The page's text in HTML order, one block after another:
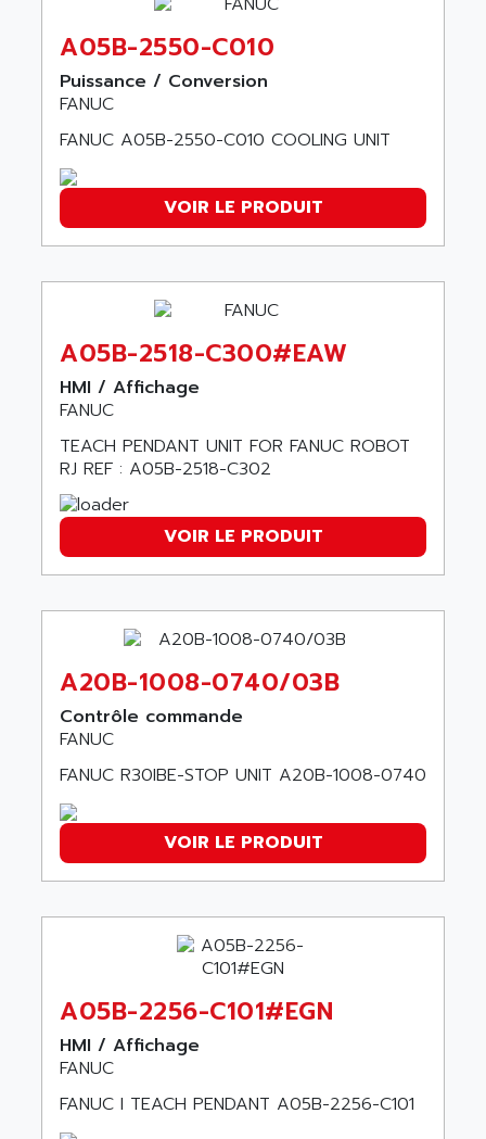
R88
CQM1H
ALTIVAR 16
ALTIVAR 66
MICROMASTER
SQUARE D
SY/MAX
ADVANTYS
APRIL 3000
VT5000
VT3000
VT
VSPA1
FERROMATIK PMC 1000
LCA
SMART TOUCH
PROVIT 5000
S4-S4C
SIAX
FESTO ELECTRONIC
TOUCHVIEW
REDIPANEL
RJ2
MULTI-SERVO
RECTIVAR
RECTIVAR 4 SERIE 641
CONTROLLOGIX
plc5
AEC
AECO
AEE
AEEON
AEG MODICON
AERMEC
AERO - SHARP
AEROBAR
AEROSEC INDUSTRIE
AEROTECH
AES
AEV
AFAG
AFP PRODEL
AG ASSOCIATES
AGASTAT
AGDE
AGETEM
AGI
AGILENT
AGILENT TECHNOLOGIES
AGP
AGS
AGTATAC
AGTATEC AG
A05B-2550-C010
Puissance / Conversion
FANUC
FANUC A05B-2550-C010 COOLING UNIT
VOIR LE PRODUIT
A05B-2518-C300#EAW
HMI / Affichage
FANUC
TEACH PENDANT UNIT FOR FANUC ROBOT
RJ REF : A05B-2518-C302
VOIR LE PRODUIT
A20B-1008-0740/03B
Contrôle commande
FANUC
FANUC R30IBE-STOP UNIT A20B-1008-0740
VOIR LE PRODUIT
A05B-2256-C101#EGN
HMI / Affichage
FANUC
FANUC I TEACH PENDANT A05B-2256-C101